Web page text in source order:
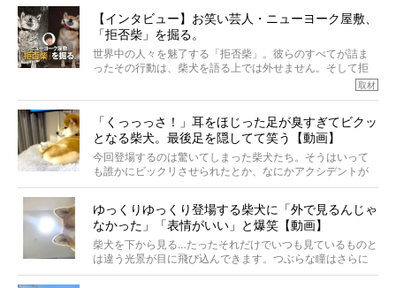
語でした。
※文章はご本人の了承を得て編集しています
※画像はすべてイメージです
※この記事は個人の感想であり、効果・効能を示すものではありません
そんな噂を聞きつけ、今回はハワイの柴犬たちを取材して
きました！
【インタビュー】お笑い芸人・ニューヨーク屋敷、
「拒否柴」を掘る。
世界中の人々を魅了する「拒否柴」。彼らのすべてが詰ま
ったその行動は、柴犬を語る上では外せません。そして拒
否柴がここまで話題になるのは、“映える”ことも理由のひと
がるのでしょうか。
最近版画製作を始めた、お笑いコンビ「ニューヨーク」の
屋敷裕政さんに、拒否柴を掘っていただきました！ イン
タビューと合わせてご覧ください。
取材
「くっっっさ！」耳をほじった足が臭すぎてビクッ
となる柴犬。最後足を隠してて笑う【動画】
今回登場するのは驚いてしまった柴犬たち。そうはいって
も誰かにビックリさせられたとか、なにかアクシデントが
起きたとか、そういうことが原因ではありません。全ての
ゆっくりゆっくり登場する柴犬に「外で見るんじゃ
なかった」「表情がいい」と爆笑【動画】
柴犬を下から見る…たったそれだけでいつも見ているものと
は違う光景が目に飛び込んできます。つぶらな瞳はさらに
つぶらに見え、モフモフのお顔はさらにモフモフに見えま